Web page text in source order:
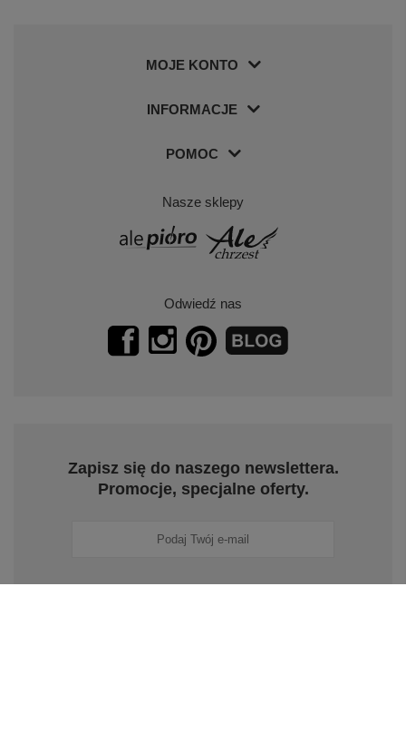
MOJE KONTO
INFORMACJE
POMOC
Nasze sklepy
Odwiedź nas
Zapisz się do naszego newslettera.
Promocje, specjalne oferty.